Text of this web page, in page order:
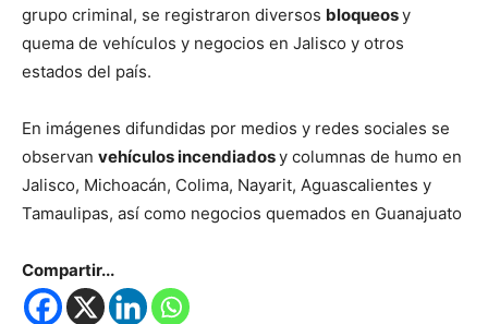
grupo criminal, se registraron diversos bloqueosy
quema de vehículos y negocios en Jalisco y otros
estados del país.
En imágenes difundidas por medios y redes sociales se
observan vehículos incendiadosy columnas de humo en
Jalisco, Michoacán, Colima, Nayarit, Aguascalientes y
Tamaulipas, así como negocios quemados en Guanajuato
Compartir...